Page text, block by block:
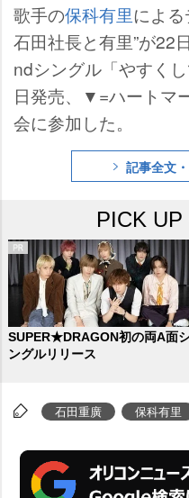
歌手の保科有里による
石田社長と有里”が22
ndシングル「やすく
日発売、▼=ハートマ
会に参加した。
記事全文
PICK
SUPER★DRAGON初の両A面
ングルリリース
石田重廣 保科有里